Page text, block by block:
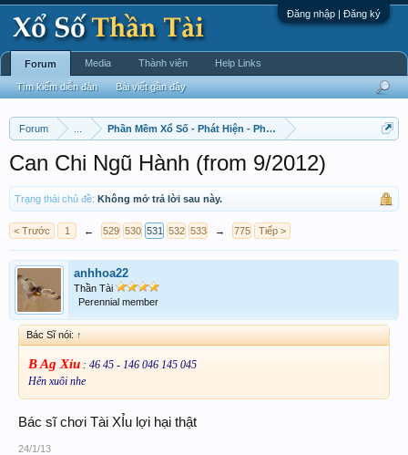
Đăng nhập | Đăng ký
Forum Phần Mềm Xổ Số - Phát Hiện - Phát Triển
Can Chi Ngũ Hành (from 9/2012)
Trạng thái chủ đề: Không mở trả lời sau này.
< Trước 1 ← 529 530 531 532 533 → 775 Tiếp >
anhhoa22
Thần Tài
Perennial member
Bác Sĩ nói: ↑
B Ag Xỉu : 46 45 - 146 046 145 045
Hên xuôi nhe
Bác sĩ chơi Tài XỈu lợi hại thật
24/1/13
Forum
Tìm kiếm diễn đàn Bài viết gần đây
Media Thành viên Help Links